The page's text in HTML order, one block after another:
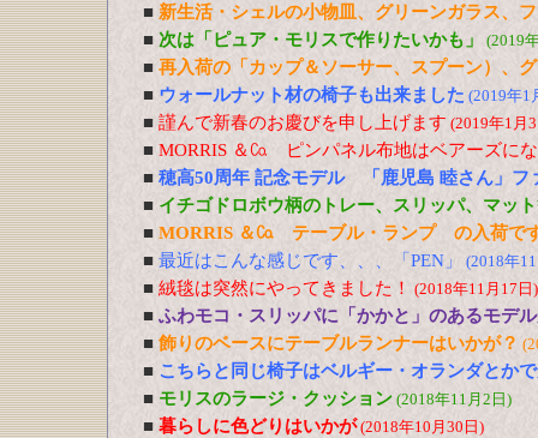
■ 新生活・シェルの小物皿、グリーンガラス、
■ 次は「ピュア・モリスで作りたいかも」 (2019
■ 再入荷の「カップ＆ソーサー、スプーン）、
■ ウォールナット材の椅子も出来ました (2019年1
■ 謹んで新春のお慶びを申し上げます (2019年1月
■ MORRIS ＆㏇ ピンパネル布地はベアーズに
■ 穂高50周年 記念モデル 「鹿児島 睦さん」フ
■ イチゴドロボウ柄のトレー、スリッパ、マッ
■ MORRIS ＆㏇ テーブル・ランプ の入荷で
■ 最近はこんな感じです、、、「PEN」 (2018年
■ 絨毯は突然にやってきました！ (2018年11月17日)
■ ふわモコ・スリッパに「かかと」のあるモデ
■ 飾りのベースにテーブルランナーはいかが？
■ こちらと同じ椅子はベルギー・オランダとか
■ モリスのラージ・クッション (2018年11月2日)
■ 暮らしに色どりはいかが(2018年10月30日)